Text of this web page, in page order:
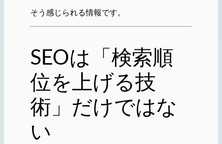
そう感じられる情報です。
SEOは「検索順
位を上げる技
術」だけではな
い